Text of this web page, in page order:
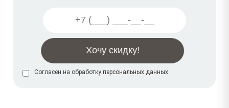
Согласен на обработку персональных данных